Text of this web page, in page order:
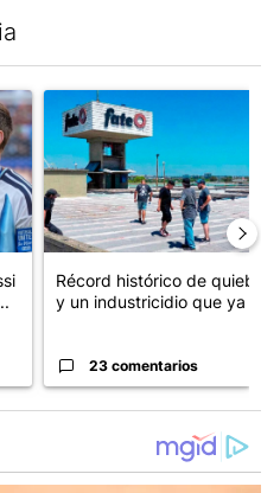
el título "Milei despidió a Jorge
Un artículo de tendencia
Récord histórico de quiebras
y un industricidio que ya ...
23 comentarios